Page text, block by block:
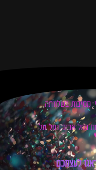
,מסיבות בשלוותה,
בתל אביב,נמל תל
אגו לעצמכם לכ